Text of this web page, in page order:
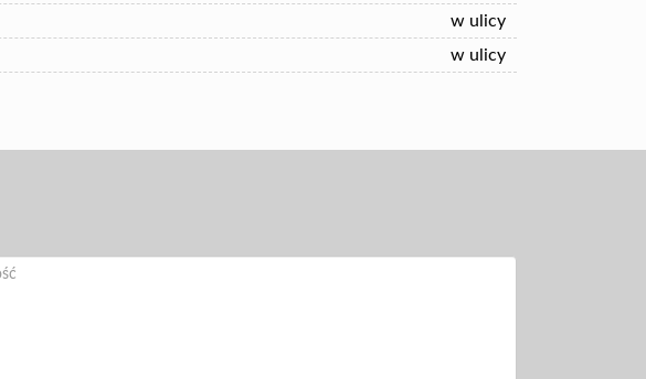
w ulicy
w ulicy